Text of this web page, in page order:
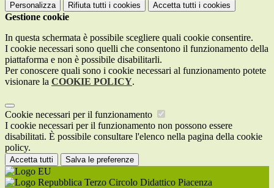
Personalizza Rifiuta tutti i cookies Accetta tutti i cookies
Gestione cookie
In questa schermata è possibile scegliere quali cookie consentire.
I cookie necessari sono quelli che consentono il funzionamento della
piattaforma e non è possibile disabilitarli.
Per conoscere quali sono i cookie necessari al funzionamento potete
visionare la COOKIE POLICY.
Cookie necessari per il funzionamento
I cookie necessari per il funzionamento non possono essere
disabilitati. È possibile consultare l'elenco nella pagina della cookie
policy.
Accetta tutti Salva le preferenze
Terzo Circolo Didattico Piacenza